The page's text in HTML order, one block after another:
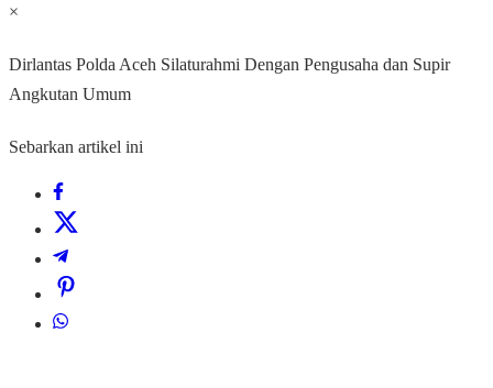
×
Dirlantas Polda Aceh Silaturahmi Dengan Pengusaha dan Supir
Angkutan Umum
Sebarkan artikel ini